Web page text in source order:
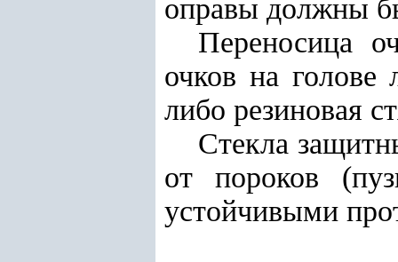
оправы должны
Переносица
очков на
либо резиновая
Стекла
от пороков
устойчивыми